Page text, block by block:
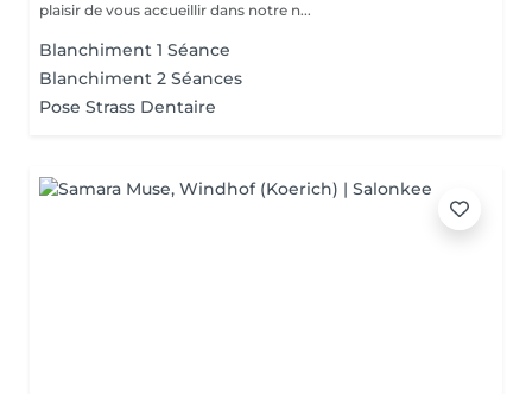
plaisir de vous accueillir dans notre n...
Blanchiment 1 Séance
Blanchiment 2 Séances
Pose Strass Dentaire